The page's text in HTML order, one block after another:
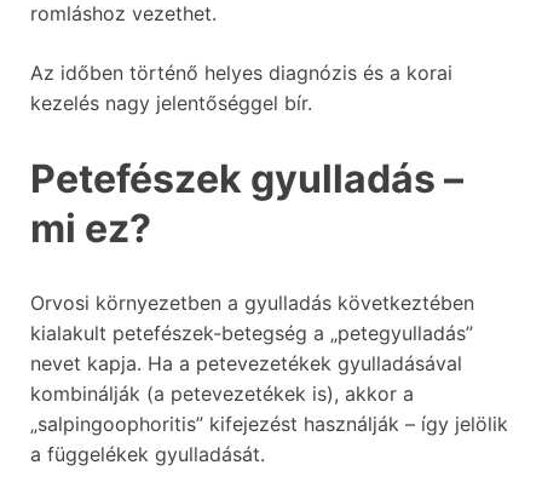
romláshoz vezethet.
Az időben történő helyes diagnózis és a korai
kezelés nagy jelentőséggel bír.
Petefészek gyulladás –
mi ez?
Orvosi környezetben a gyulladás következtében
kialakult petefészek-betegség a „petegyulladás”
nevet kapja. Ha a petevezetékek gyulladásával
kombinálják (a petevezetékek is), akkor a
„salpingoophoritis” kifejezést használják – így jelölik
a függelékek gyulladását.